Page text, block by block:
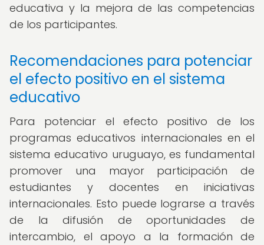
educativa y la mejora de las competencias
de los participantes.
Recomendaciones para potenciar
el efecto positivo en el sistema
educativo
Para potenciar el efecto positivo de los
programas educativos internacionales en el
sistema educativo uruguayo, es fundamental
promover una mayor participación de
estudiantes y docentes en iniciativas
internacionales. Esto puede lograrse a través
de la difusión de oportunidades de
intercambio, el apoyo a la formación de